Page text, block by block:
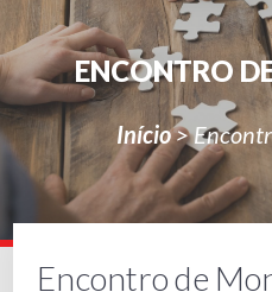
ENCONTRO
Início>
Encontro de